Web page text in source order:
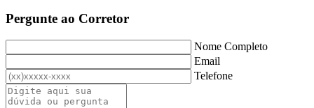
Pergunte ao Corretor
Nome Completo
Email
Telefone